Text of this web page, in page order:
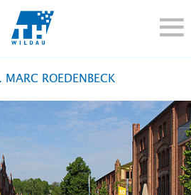
TH-
MARC ROEDENBECK